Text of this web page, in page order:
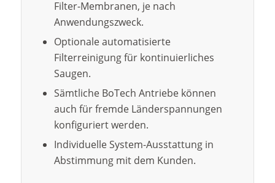
Filter-Membranen, je nach
Anwendungszweck.
Optionale automatisierte
Filterreinigung für kontinuierliches
Saugen.
Sämtliche BoTech Antriebe können
auch für fremde Länderspannungen
konfiguriert werden.
Individuelle System-Ausstattung in
Abstimmung mit dem Kunden.